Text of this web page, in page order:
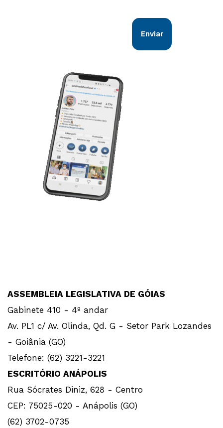
Enviar
ASSEMBLEIA LEGISLATIVA DE GÓIAS
Gabinete 410 - 4º andar
Av. PL1 c/ Av. Olinda, Qd. G - Setor Park Lozandes
- Goiânia (GO)
Telefone: (62) 3221-3221
ESCRITÓRIO ANÁPOLIS
Rua Sócrates Diniz, 628 - Centro
CEP: 75025-020 - Anápolis (GO)
(62) 3702-0735